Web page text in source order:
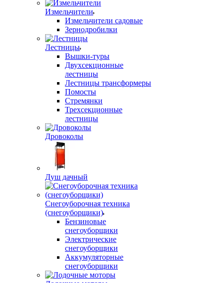
Измельчители
Измельчители садовые
Зернодробилки
Лестницы
Вышки-туры
Двухсекционные
лестницы
Лестницы трансформеры
Помосты
Стремянки
Трехсекционные
лестницы
Дровоколы
Душ дачный
Снегоуборочная техника
(снегоуборщики)
Бензиновые
снегоуборщики
Электрические
снегоуборщики
Аккумуляторные
снегоуборщики